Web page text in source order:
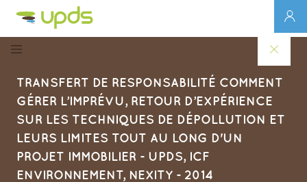
TRANSFERT DE RESPONSABILITÉ COMMENT
GÉRER L’IMPRÉVU, RETOUR D’EXPÉRIENCE
SUR LES TECHNIQUES DE DÉPOLLUTION ET
LEURS LIMITES TOUT AU LONG D'UN
PROJET IMMOBILIER - UPDS, ICF
ENVIRONNEMENT, NEXITY - 2014